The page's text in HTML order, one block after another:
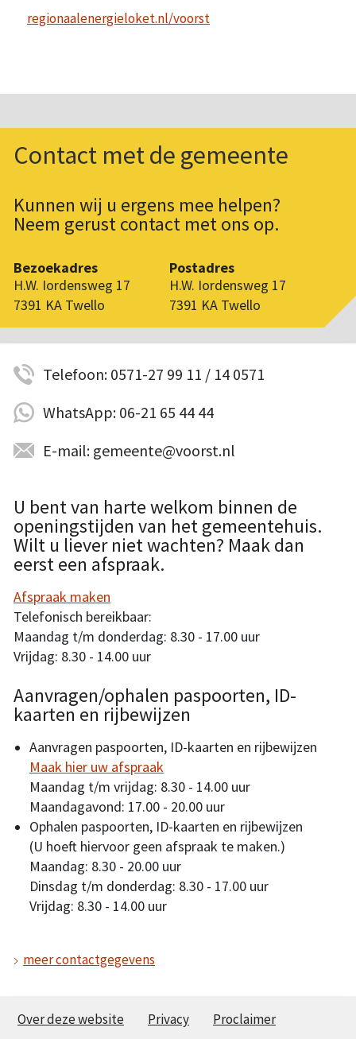
regionaalenergieloket.nl/voorst
Contact met de gemeente
Kunnen wij u ergens mee helpen?
Neem gerust contact met ons op.
Bezoekadres
H.W. Iordensweg 17
7391 KA Twello
Postadres
H.W. Iordensweg 17
7391 KA Twello
Telefoon: 0571-27 99 11 / 14 0571
WhatsApp: 06-21 65 44 44
E-mail: gemeente@voorst.nl
U bent van harte welkom binnen de
openingstijden van het gemeentehuis.
Wilt u liever niet wachten? Maak dan
eerst een afspraak.
Afspraak maken
Telefonisch bereikbaar:
Maandag t/m donderdag: 8.30 - 17.00 uur
Vrijdag: 8.30 - 14.00 uur
Aanvragen/ophalen paspoorten, ID-
kaarten en rijbewijzen
Aanvragen paspoorten, ID-kaarten en rijbewijzen
Maak hier uw afspraak
Maandag t/m vrijdag: 8.30 - 14.00 uur
Maandagavond: 17.00 - 20.00 uur
Ophalen paspoorten, ID-kaarten en rijbewijzen
(U hoeft hiervoor geen afspraak te maken.)
Maandag: 8.30 - 20.00 uur
Dinsdag t/m donderdag: 8.30 - 17.00 uur
Vrijdag: 8.30 - 14.00 uur
meer contactgegevens
Over deze website Privacy Proclaimer